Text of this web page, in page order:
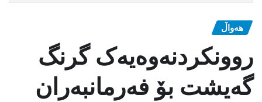
هەواڵ
روونکردنەوەیەک گرنگ
گەیشت بۆ فەرمانبەران